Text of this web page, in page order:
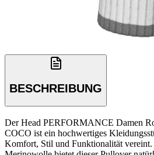
BESCHREIBUNG
Der Head PERFORMANCE Damen
COCO ist ein hochwertiges
Komfort, Stil und Funktionalität vereint.